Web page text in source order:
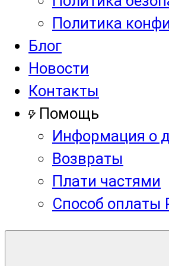
Политика
Блог
Новости
Контакты
Помощь
Информация о
Возвраты
Плати частями
Способ оплаты